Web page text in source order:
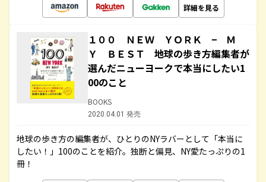
詳細を見る
１００ ＮＥＷ ＹＯＲＫ − Ｍ
Ｙ ＢＥＳＴ 地球の歩き方編集者が
選んだニューヨークで本当にしたい1
00のこと
BOOKS
2020.04.01 発売
地球の歩き方の編集者が、ひとりのNYラバーとして「本当に
したい！」100のことを紹介。独断と偏見、NY愛たっぷりの1
冊！